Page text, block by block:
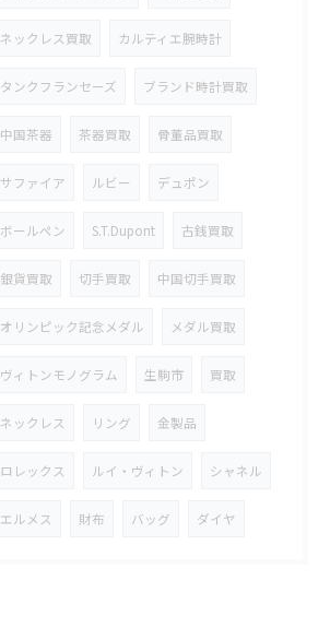
ネックレス買取 カルティエ腕時計
タンクフランセーズ ブランド時計買取
中国茶器 茶器買取 骨董品買取
サファイア ルビー デュポン
ボールペン S.T.Dupont 古銭買取
銀貨買取 切手買取 中国切手買取
オリンピック記念メダル メダル買取
ヴィトンモノグラム 生駒市 買取
ネックレス リング 金製品
ロレックス ルイ・ヴィトン シャネル
エルメス 財布 バッグ ダイヤ